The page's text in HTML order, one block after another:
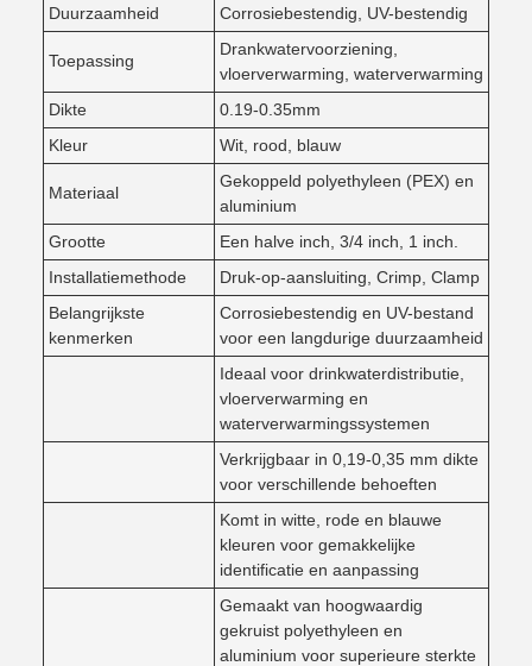
Duurzaamheid Corrosiebestendig, UV-bestendig
Toepassing
Drankwatervoorziening,
vloerverwarming, waterverwarming
Dikte
0.19-0.35mm
Kleur
Wit, rood, blauw
Materiaal
Gekoppeld polyethyleen (PEX) en
aluminium
Grootte
Een halve inch, 3/4 inch, 1 inch.
Installatiemethode
Druk-op-aansluiting, Crimp, Clamp
Belangrijkste
kenmerken
Corrosiebestendig en UV-bestand
voor een langdurige duurzaamheid
Ideaal voor drinkwaterdistributie,
vloerverwarming en
waterverwarmingssystemen
Verkrijgbaar in 0,19-0,35 mm dikte
voor verschillende behoeften
Komt in witte, rode en blauwe
kleuren voor gemakkelijke
identificatie en aanpassing
Gemaakt van hoogwaardig
gekruist polyethyleen en
aluminium voor superieure sterkte